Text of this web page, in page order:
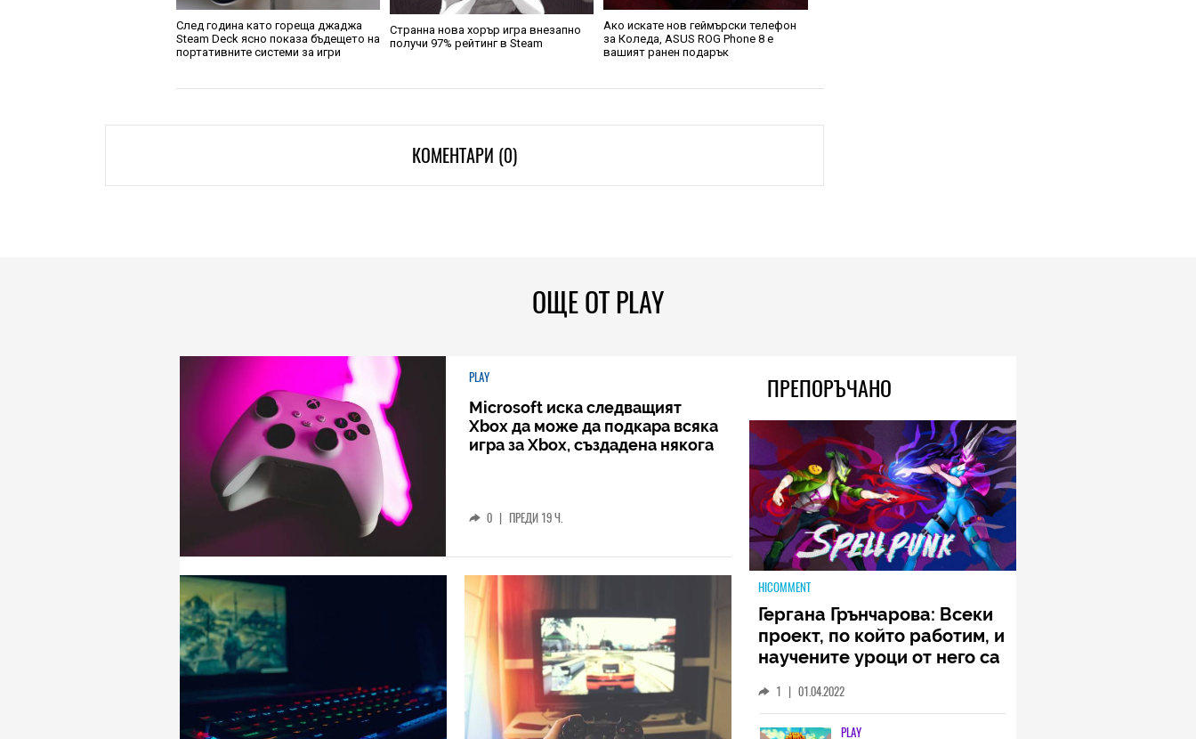
След година като гореща джаджа
Steam Deck ясно показа бъдещето на
портативните системи за игри
Странна нова хорър игра внезапно
получи 97% рейтинг в Steam
Ако искате нов геймърски телефон
за Коледа, ASUS ROG Phone 8 е
вашият ранен подарък
КОМЕНТАРИ (0)
ОЩЕ ОТ PLAY
PLAY
Microsoft иска следващият
Xbox да може да подкара всяка
игра за Xbox, създадена някога
0 | ПРЕДИ 19 Ч.
ПРЕПОРЪЧАНО
HICOMMENT
Гергана Грънчарова: Всеки
проект, по който работим, и
научените уроци от него са
който трябва да извървим
като екип (ИНТЕРВЮ)
1 | 01.04.2022
PLAY